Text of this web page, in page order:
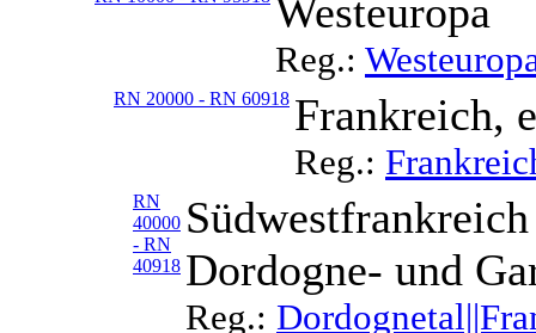
Westeuropa
Reg.:
RN 20000 - RN 60918 Frankreich,
Reg.:
RN
40000
- RN
40918 Dordogne- und
Reg.: